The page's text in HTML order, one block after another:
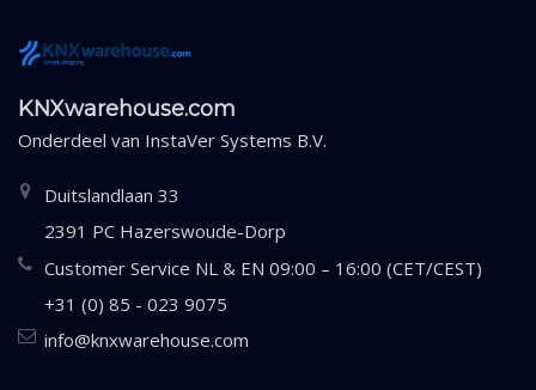
KNXwarehouse.com
Onderdeel van InstaVer Systems B.V.
Duitslandlaan 33
2391 PC Hazerswoude-Dorp
Customer Service NL & EN 09:00 – 16:00 (CET/CEST)
+31 (0) 85 - 023 9075
info@knxwarehouse.com